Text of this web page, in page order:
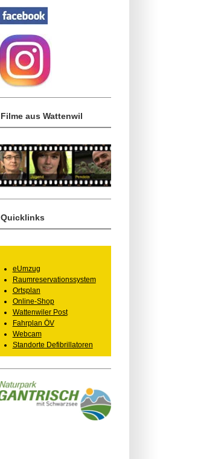
Filme aus Wattenwil
Quicklinks
eUmzug
Raumreservationssystem
Ortsplan
Online-Shop
Wattenwiler Post
Fahrplan ÖV
Webcam
Standorte Defibrillatoren